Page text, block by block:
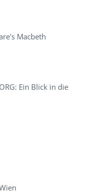
Macbeth
Ein Blick in die